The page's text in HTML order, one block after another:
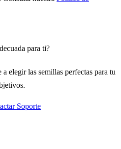
para ti?
elegir las semillas perfectas para tu
Soporte